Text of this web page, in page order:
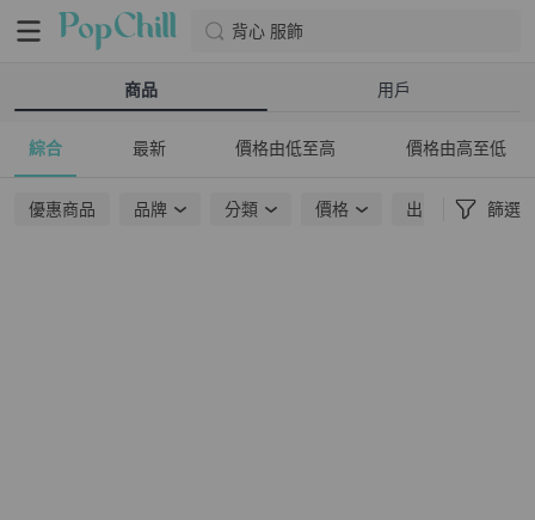
背心 服飾
商品 用戶
綜合 最新 價格由低至高 價格由高至低
優惠商品 品牌 分類 價格 出貨地點 篩選